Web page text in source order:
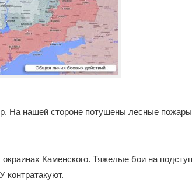
На нашей стороне потушены лесные
Каменского. Тяжелые бои на
контратакуют.